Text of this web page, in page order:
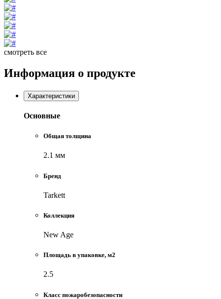
смотреть все
Информация о продукте
Характеристики
Основные
Общая толщина
2.1 мм
Бренд
Tarkett
Коллекция
New Age
Площадь в упаковке, м2
2.5
Класс пожаробезопасности